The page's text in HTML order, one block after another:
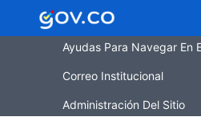
Ayudas Para Navegar En
Correo Institucional
Administración Del Sitio